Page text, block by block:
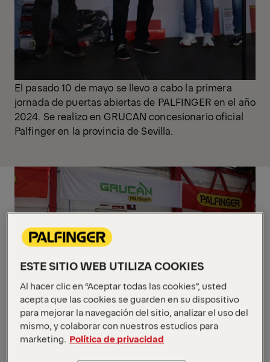
El pasado 10 de mayo se llevo a cabo la primera
jornada de puertas abiertas de PALFINGER en el año
2024. Se realizo en GRUCAN concesionario oficial
Palfinger en la provincia de Sevilla.
Grucan es una empresa especializada en
ESTE SITIO WEB UTILIZA COOKIES
Al hacer clic en “Aceptar todas las cookies”, usted
acepta que las cookies se guarden en su dispositivo
para mejorar la navegación del sitio, analizar el uso del
mismo, y colaborar con nuestros estudios para
marketing. Política de privacidad